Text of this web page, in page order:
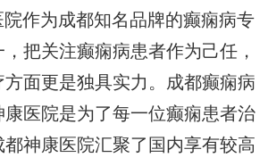
院作为成都知名品牌的癫痫病专
把关注癫痫病患者作为己任，
面更是独具实力。成都癫痫病
医院是为了每一位癫痫患者治
神康医院汇聚了国内享有较高